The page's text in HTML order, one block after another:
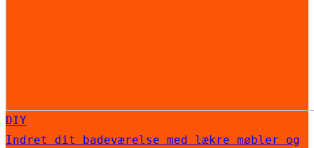
DIY
Indret dit badeværelse med lækre møbler og